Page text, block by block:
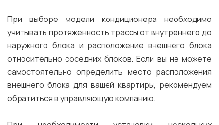
При выборе модели кондиционера необходимо
учитывать протяженность трассы от внутреннего до
наружного блока и расположение внешнего блока
относительно соседних блоков. Если вы не можете
самостоятельно определить место расположения
внешнего блока для вашей квартиры, рекомендуем
обратиться в управляющую компанию.